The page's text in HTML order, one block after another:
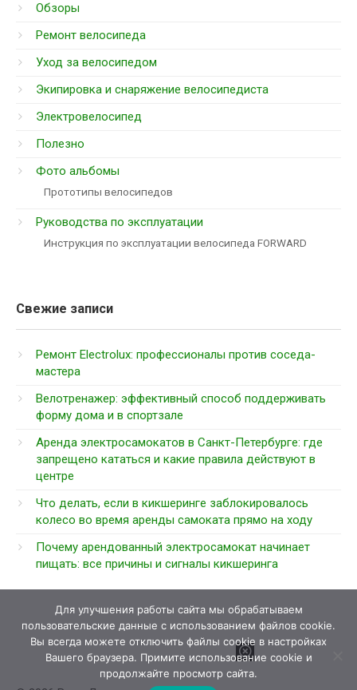
Обзоры
Ремонт велосипеда
Уход за велосипедом
Экипировка и снаряжение велосипедиста
Электровелосипед
Полезно
Фото альбомы
Прототипы велосипедов
Руководства по эксплуатации
Инструкция по эксплуатации велосипеда FORWARD
Свежие записи
Ремонт Electrolux: профессионалы против соседа-
мастера
Велотренажер: эффективный способ поддерживать
форму дома и в спортзале
Аренда электросамокатов в Санкт-Петербурге: где
запрещено кататься и какие правила действуют в
центре
Что делать, если в кикшеринге заблокировалось
колесо во время аренды самоката прямо на ходу
Почему арендованный электросамокат начинает
пищать: все причины и сигналы кикшеринга
Для улучшения работы сайта мы обрабатываем
пользовательские данные с использованием файлов cookie.
Вы всегда можете отключить файлы cookie в настройках
Вашего браузера. Примите использование cookie и
продолжайте просмотр сайта.